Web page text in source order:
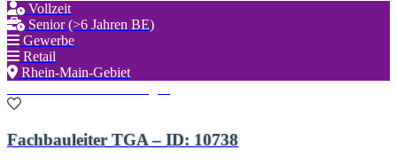
Vollzeit
Senior (>6 Jahren BE)
Gewerbe
Retail
Rhein-Main-Gebiet
Fachbauleiter TGA – ID: 10738